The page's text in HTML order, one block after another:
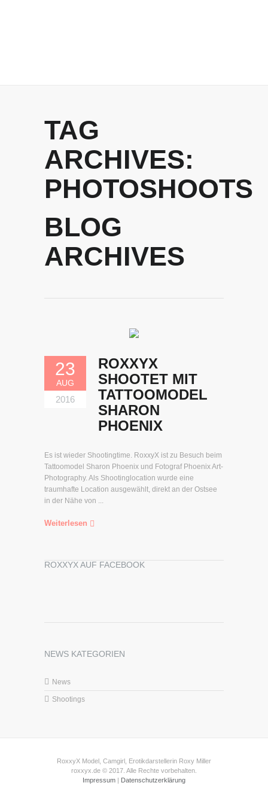
TAG
ARCHIVES:
PHOTOSHOOTS
BLOG
ARCHIVES
23
AUG
2016
ROXXYX
SHOOTET MIT
TATTOOMODEL
SHARON
PHOENIX
Es ist wieder Shootingtime. RoxxyX ist zu Besuch beim
Tattoomodel Sharon Phoenix und Fotograf Phoenix Art-
Photography. Als Shootinglocation wurde eine
traumhafte Location ausgewählt, direkt an der Ostsee
in der Nähe von ...
Weiterlesen
ROXXYX AUF FACEBOOK
NEWS KATEGORIEN
News
Shootings
RoxxyX Model, Camgirl, Erotikdarstellerin Roxy Miller
roxxyx.de © 2017. Alle Rechte vorbehalten.
Impressum | Datenschutzerklärung